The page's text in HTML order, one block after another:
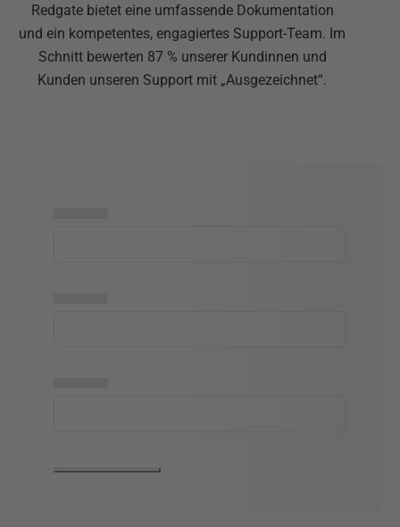
Redgate bietet eine umfassende Dokumentation
und ein kompetentes, engagiertes Support-Team. Im
Schnitt bewerten 87 % unserer Kundinnen und
Kunden unseren Support mit „Ausgezeichnet“.